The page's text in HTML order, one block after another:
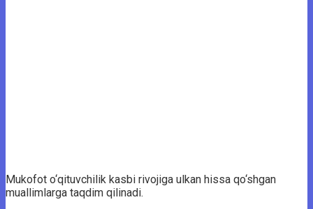
Mukofot o‘qituvchilik kasbi rivojiga ulkan hissa qo‘shgan
muallimlarga taqdim qilinadi.